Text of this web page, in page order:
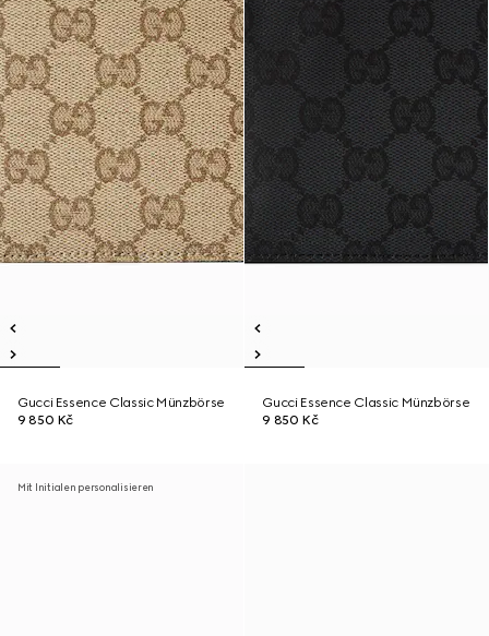
Gucci Essence Classic Münzbörse
9 850 Kč
Gucci Essence Classic Münzbörse
9 850 Kč
Mit Initialen personalisieren